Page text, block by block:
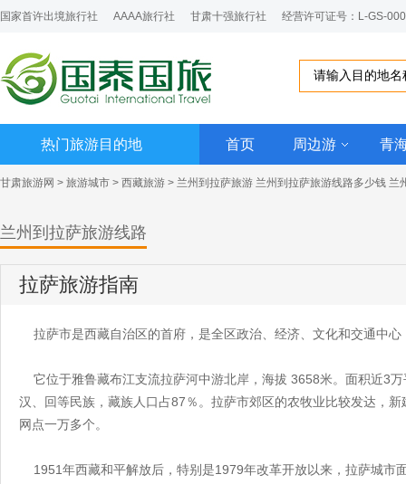
国家首许出境旅行社 AAAA旅行社 甘肃十强旅行社 经营许可证号：L-GS-
热门旅游目的地 首页 周边游 青
甘肃旅游网 > 旅游城市 > 西藏旅游 > 兰州到拉萨旅游 兰州到拉萨旅游线路多少钱 兰
兰州到拉萨旅游线路
拉萨旅游指南
拉萨市是西藏自治区的首府，是全区政治、经济、文化和交通中
它位于雅鲁藏布江支流拉萨河中游北岸，海拔 3658米。面积近3
汉、回等民族，藏族人口占87％。拉萨市郊区的农牧业比较发达，
网点一万多个。
1951年西藏和平解放后，特别是1979年改革开放以来，拉萨城市